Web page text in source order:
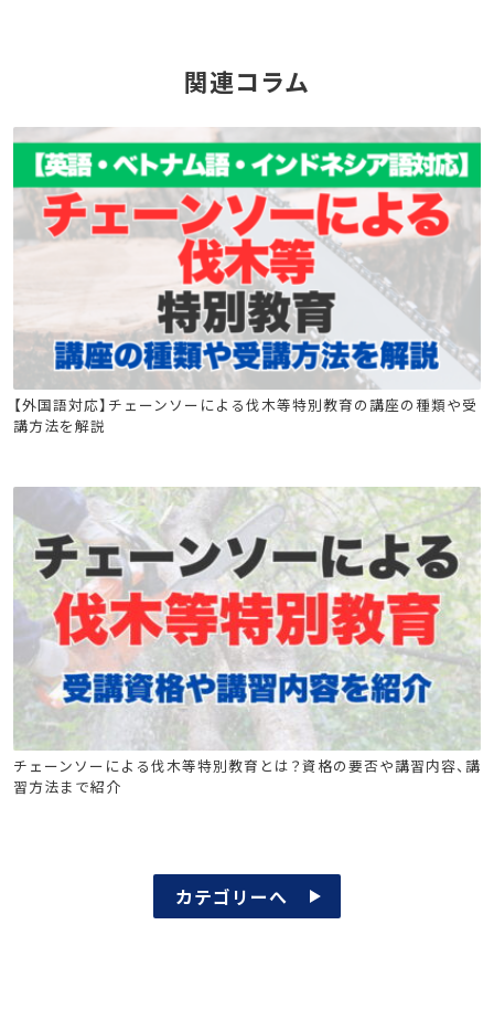
関連コラム
チェーンソーによる伐木等特別教育
【外国語対応】チェーンソーによる伐木等特別教育の講座の種類や受
講方法を解説
チェーンソーによる伐木等特別教育
チェーンソーによる伐木等特別教育とは？資格の要否や講習内容、講
習方法まで紹介
カテゴリーへ